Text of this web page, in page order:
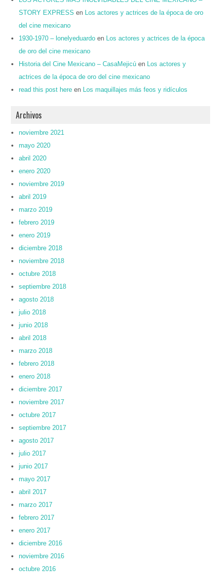
STORY EXPRESS en
Los actores y actrices de la época de oro
del cine mexicano
1930-1970 – lonelyeduardo en
Los actores y actrices de la época
de oro del cine mexicano
Historia del Cine Mexicano – CasaMejicú en
Los actores y
actrices de la época de oro del cine mexicano
read this post here en Los maquillajes más feos y ridículos
Archivos
noviembre 2021
mayo 2020
abril 2020
enero 2020
noviembre 2019
abril 2019
marzo 2019
febrero 2019
enero 2019
diciembre 2018
noviembre 2018
octubre 2018
septiembre 2018
agosto 2018
julio 2018
junio 2018
abril 2018
marzo 2018
febrero 2018
enero 2018
diciembre 2017
noviembre 2017
octubre 2017
septiembre 2017
agosto 2017
julio 2017
junio 2017
mayo 2017
abril 2017
marzo 2017
febrero 2017
enero 2017
diciembre 2016
noviembre 2016
octubre 2016